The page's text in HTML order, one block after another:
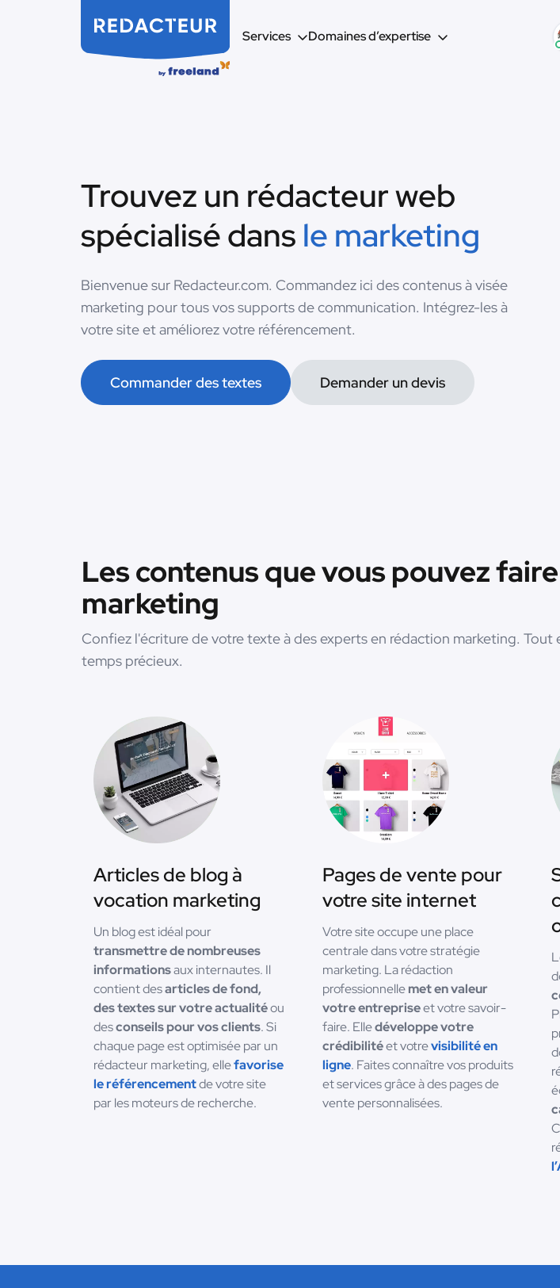
Services Domaines d’expertise
Trouvez un rédacteur web
spécialisé dans le marketing
Bienvenue sur Redacteur.com. Commandez ici des contenus à visée
marketing pour tous vos supports de communication. Intégrez-les à
votre site et améliorez votre référencement.
Commander des textes Demander un devis
Les contenus que vous pouvez
marketing
Confiez l'écriture de votre texte à des experts en rédaction marketing.
temps précieux.
Articles de blog à
vocation marketing
Un blog est idéal pour
transmettre de nombreuses
informationsaux internautes. Il
contient desarticles de fond,
des textes sur votre actualitéou
desconseils pour vos clients. Si
chaque page est optimisée par un
rédacteur marketing, ellefavorise
le référencementde votre site
par les moteurs de recherche.
Pages de vente pour
votre site internet
Votre site occupe une place
centrale dans votre stratégie
marketing. La rédaction
professionnellemet en valeur
votre entrepriseet votre savoir-
faire. Elledéveloppe votre
crédibilitéet votrevisibilité en
ligne. Faites connaître vos produits
et services grâce à des pages de
vente personnalisées.